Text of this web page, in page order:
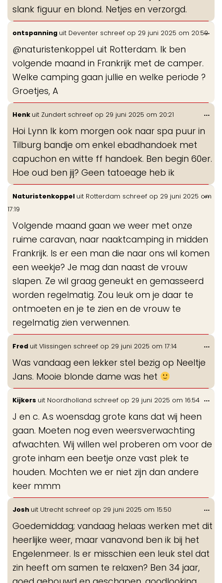
slank figuur en blond. Netjes en verzorgd.
ontspanning uit Deventer schreef op 29 juni 2025 om 20:59
@naturistenkoppel uit Rotterdam. Ik ben
volgende maand in Frankrijk met de camper.
Welke camping gaan jullie en welke periode ?
Groetjes, A
...
Henk uit Zundert schreef op 29 juni 2025 om 20:21
Hoi Lynn Ik kom morgen ook naar spa puur in
Tilburg bandje om enkel ebadhandoek met
capuchon en witte ff handoek. Ben begin 60er.
Hoe oud ben jij? Geen tatoeage heb ik
...
Naturistenkoppel uit Rotterdam schreef op 29 juni 2025 om
17:19
Volgende maand gaan we weer met onze
ruime caravan, naar naaktcamping in midden
Frankrijk. Is er een man die naar ons wil komen
een weekje? Je mag dan naast de vrouw
slapen. Ze wil graag geneukt en gemasseerd
worden regelmatig. Zou leuk om je daar te
ontmoeten en je te zien en de vrouw te
regelmatig zien verwennen.
...
Fred uit Vlissingen schreef op 29 juni 2025 om 17:14
Was vandaag een lekker stel bezig op Neeltje
Jans. Mooie blonde dame was het
...
Kijkers uit Noordholland schreef op 29 juni 2025 om 16:54
J en c. A.s woensdag grote kans dat wij heen
gaan. Moeten nog even weersverwachting
afwachten. Wij willen wel proberen om voor de
grote inham een beetje onze vast plek te
houden. Mochten we er niet zijn dan andere
keer mmm
...
Josh uit Utrecht schreef op 29 juni 2025 om 15:50
Goedemiddag; vandaag helaas werken met dit
heerlijke weer, maar vanavond ben ik bij het
Engelenmeer. Is er misschien een leuk stel dat
zin heeft om samen te relaxen? Ben 34 jaar,
...